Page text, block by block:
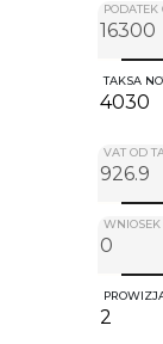
TAKSA
VAT OD